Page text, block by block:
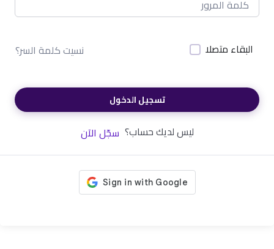
البقاء متصلا نسيت كلمة السر؟
تسجيل الدخول
ليس لديك حساب؟ سجّل الآن